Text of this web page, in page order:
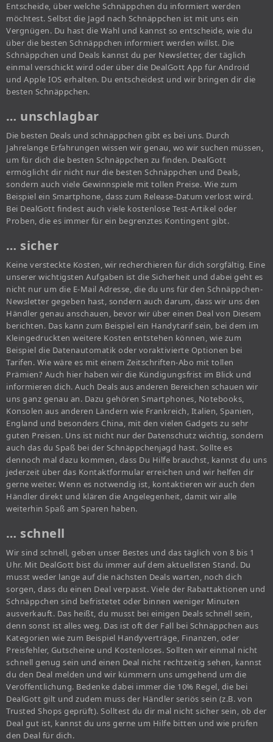
Entscheide, über welche Schnäppchen du informiert werden
möchtest. Selbst die Jagd nach Schnäppchen ist mit uns ein
Vergnügen. Du hast die Wahl und kannst so entscheide, wie du
über die besten Schnäppchen informiert werden willst. Die
Schnäppchen und Deals kannst du per Newsletter, der täglich
einmal verschickt wird oder über die DealGott App für Android
und Apple IOS erhalten. Du entscheidest und wir bringen dir die
besten Schnäppchen.
… unschlagbar
Die besten Deals und schnäppchen gibt es bei uns. Durch
Jahrelange Erfahrungen wissen wir genau, wo wir suchen müssen,
um für dich die besten Schnäppchen zu finden. DealGott
ermöglicht dir nicht nur die besten Schnäppchen und Deals,
sondern auch viele Gewinnspiele mit tollen Preise. Wie zum
Beispiel ein Smartphone, dass zum Release-Datum verlost wird.
Bei DealGott findest auch viele kostenlose Test-Artikel oder
Proben, die es immer für ein begrenztes Kontingent gibt.
… sicher
Keine versteckte Kosten, wir recherchieren für dich sorgfältig. Eine
unserer wichtigsten Aufgaben ist die Sicherheit und dabei geht es
nicht nur um die E-Mail Adresse, die du uns für den Schnäppchen-
Newsletter gegeben hast, sondern auch darum, dass wir uns den
Händler genau anschauen, bevor wir über einen Deal von Diesem
berichten. Das kann zum Beispiel ein Handytarif sein, bei dem im
Kleingedruckten weitere Kosten entstehen können, wie zum
Beispiel die Datenautomatik oder voraktivierte Optionen bei
Tarifen. Wie wäre es mit einem Zeitschriften-Abo mit tollen
Prämien? Auch hier haben wir die Kündigungsfrist im Blick und
informieren dich. Auch Deals aus anderen Bereichen schauen wir
uns ganz genau an. Dazu gehören Smartphones, Notebooks,
Konsolen aus anderen Ländern wie Frankreich, Italien, Spanien,
England und besonders China, mit den vielen Gadgets zu sehr
guten Preisen. Uns ist nicht nur der Datenschutz wichtig, sondern
auch das du Spaß bei der Schnäppchenjagd hast. Sollte es
dennoch mal dazu kommen, dass Du Hilfe brauchst, kannst du uns
jederzeit über das Kontaktformular erreichen und wir helfen dir
gerne weiter. Wenn es notwendig ist, kontaktieren wir auch den
Händler direkt und klären die Angelegenheit, damit wir alle
weiterhin Spaß am Sparen haben.
… schnell
Wir sind schnell, geben unser Bestes und das täglich von 8 bis 1
Uhr. Mit DealGott bist du immer auf dem aktuellsten Stand. Du
musst weder lange auf die nächsten Deals warten, noch dich
sorgen, dass du einen Deal verpasst. Viele der Rabattaktionen und
Schnäppchen sind befristetet oder binnen weniger Minuten
ausverkauft. Das heißt, du musst bei einigen Deals schnell sein,
denn sonst ist alles weg. Das ist oft der Fall bei Schnäppchen aus
Kategorien wie zum Beispiel Handyverträge, Finanzen, oder
Preisfehler, Gutscheine und Kostenloses. Sollten wir einmal nicht
schnell genug sein und einen Deal nicht rechtzeitig sehen, kannst
du den Deal melden und wir kümmern uns umgehend um die
Veröffentlichung. Bedenke dabei immer die 10% Regel, die bei
DealGott gilt und zudem muss der Händler seriös sein (z.B. von
Trusted Shops geprüft). Solltest du dir mal nicht sicher sein, ob der
Deal gut ist, kannst du uns gerne um Hilfe bitten und wie prüfen
den Deal für dich.